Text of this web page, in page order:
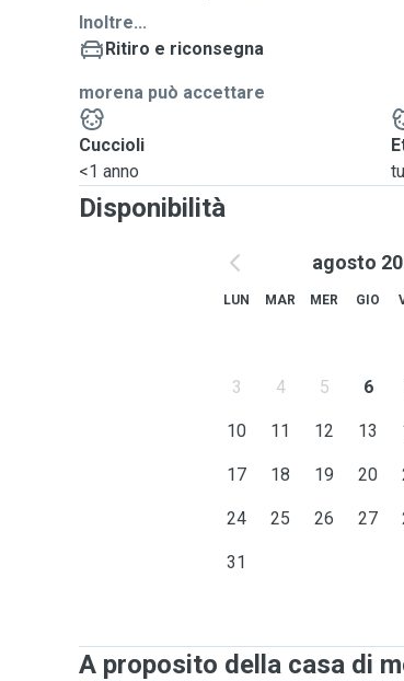
Inoltre...
Ritiro e riconsegna
morena può accettare
Cuccioli
<1 anno
Disponibilità
agosto
LUN MAR MER GIO
3 4 5 6
10 11 12 13
17 18 19 20
24 25 26 27
31
A proposito della casa di